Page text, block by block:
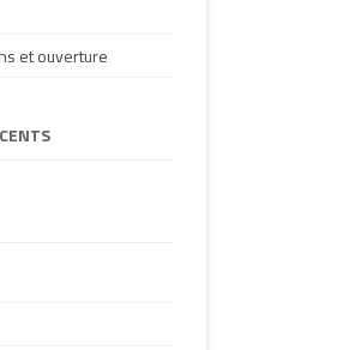
et ouverture